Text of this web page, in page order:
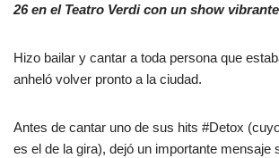
26 en el Teatro Verdi con un show
Hizo bailar y cantar a toda persona que
anheló volver pronto a la ciudad.
Antes de cantar uno de sus hits #Detox
es el de la gira), dejó un importante mensaje